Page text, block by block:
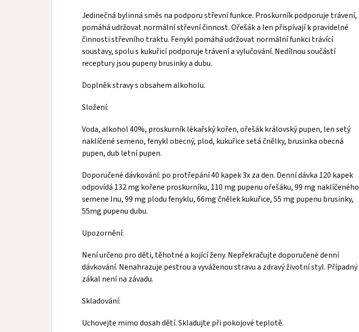
Jedinečná bylinná směs na podporu střevní funkce. Proskurník podporuje trávení,
pomáhá udržovat normální střevní činnost. Ořešák a len přispívají k pravidelné
činnosti střevního traktu. Fenykl pomáhá udržovat normální funkci trávící
soustavy, spolu s kukuřicí podporuje trávení a vylučování. Nedílnou součástí
receptury jsou pupeny brusinky a dubu.
Doplněk stravy s obsahem alkoholu.
Složení:
Voda, alkohol 40%, proskurník lékařský kořen, ořešák královský pupen, len setý
naklíčené semeno, fenykl obecný, plod, kukuřice setá čnělky, brusinka obecná
pupen, dub letní pupen.
Doporučené dávkování: po protřepání 40 kapek 3x za den. Denní dávka 120 kapek
odpovídá 132 mg kořene proskurníku, 110 mg pupenu ořešáku, 99 mg naklíčeného
semene lnu, 99 mg plodu fenyklu, 66mg čnělek kukuřice, 55 mg pupenu brusinky,
55mg pupenu dubu.
Upozornění:
Není určeno pro děti, těhotné a kojící ženy. Nepřekračujte doporučené denní
dávkování. Nenahrazuje pestrou a vyváženou stravu a zdravý životní styl. Případný
zákal není na závadu.
Skladování:
Uchovejte mimo dosah dětí. Skladujte při pokojové teplotě.